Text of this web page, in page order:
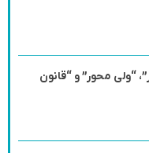
“ولی محور” و “قانون